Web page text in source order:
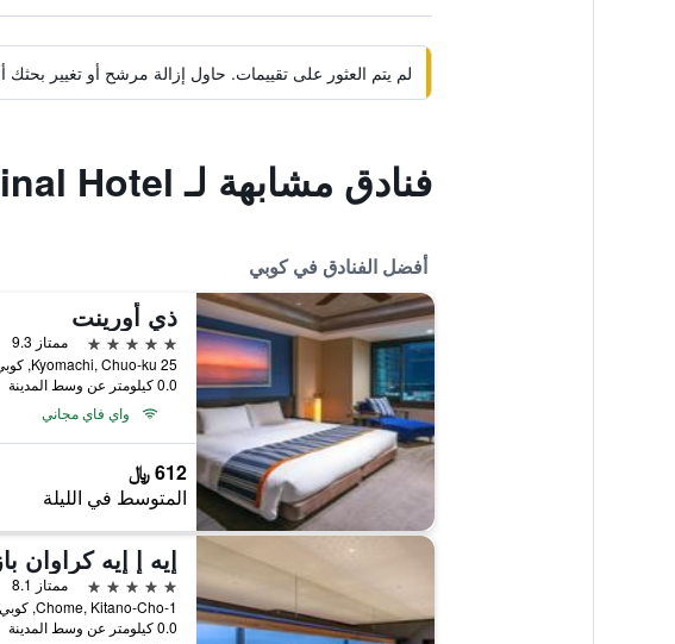
لم يتم العثور على تقييمات. حاول إزالة مرشح أو تغيير
فنادق مشابهة لـ Sannomiya Terminal Hotel
أفضل الفنادق في كوبي
ذي أورينت
5 نجوم
ممتاز 9.3
25 Kyomachi, Chuo-ku, كوبي, اليابان
0.0 كيلومتر عن وسط المدينة
واي فاي مجاني
612 ﷼
المتوسط في الليلة
5 نجوم
ممتاز 8.1
1-Chome, Kitano-Cho, كوبي, اليابان
0.0 كيلومتر عن وسط المدينة